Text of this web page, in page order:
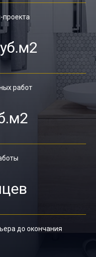
проекта
работ
до окончания